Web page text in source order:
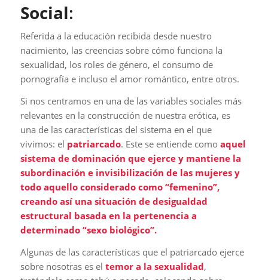
Social:
Referida a la educación recibida desde nuestro
nacimiento, las creencias sobre cómo funciona la
sexualidad, los roles de género, el consumo de
pornografía e incluso el amor romántico, entre otros.
Si nos centramos en una de las variables sociales más
relevantes en la construcción de nuestra erótica, es
una de las características del sistema en el que
vivimos: el patriarcado. Este se entiende como aquel
sistema de dominación que ejerce y mantiene la
subordinación e invisibilización de las mujeres y
todo aquello considerado como “femenino”,
creando así una situación de desigualdad
estructural basada en la pertenencia a
determinado “sexo biológico”.
Algunas de las características que el patriarcado ejerce
sobre nosotras es el temor a la sexualidad,